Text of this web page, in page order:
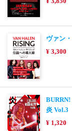
ヴァン
¥ 3,300
BURRN!
炎 Vol.3
¥ 1,320